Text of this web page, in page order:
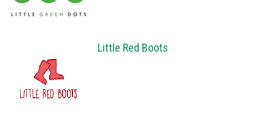
Little Red Boots